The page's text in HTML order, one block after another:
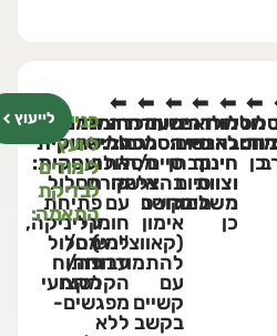
מותאם
לאנשי
חינוך
וצוות
משלים:
דרישות
סיום:
מבחן
סיום
ממוחשב
תעודת
הסמכה:
סיים/ה
בהצלחה
קורס
אימון
(קאווצ'ינג)
להתמודדות
עם
קשיים
בקשב
הכרה
לגמול:
מסלול
אישי
חומרי
למידה:
אתר
קורס
עם
חומרי
למידה/
עבודה/
הקלטות
מפגשים-
ללא
חממה
שיווקית
ועסקית:
מסלול
פתיחת
קליניקה,
מסלול
פיתוח
מקצועי
פנייה
ליועץ
לימודים
לבדיקת
התאמה:
לייעוץ